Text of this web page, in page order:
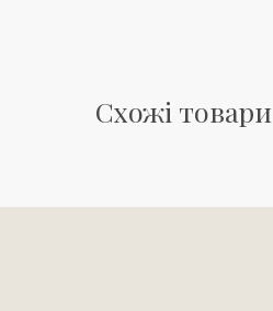
Схожі товари